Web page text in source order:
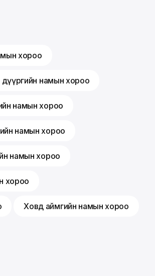
хороо
намын хороо
намын хороо
намын хороо
намын хороо
хороо
Ховд аймгийн намын хороо